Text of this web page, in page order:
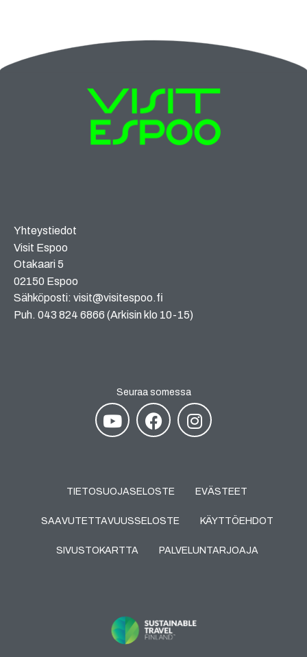
Yhteystiedot
Visit Espoo
Otakaari 5
02150 Espoo
Sähköposti: visit@visitespoo.fi
Puh. 043 824 6866 (Arkisin klo 10-15)
Seuraa somessa
TIETOSUOJASELOSTE EVÄSTEET
SAAVUTETTAVUUSSELOSTE KÄYTTÖEHDOT
SIVUSTOKARTTA PALVELUNTARJOAJA